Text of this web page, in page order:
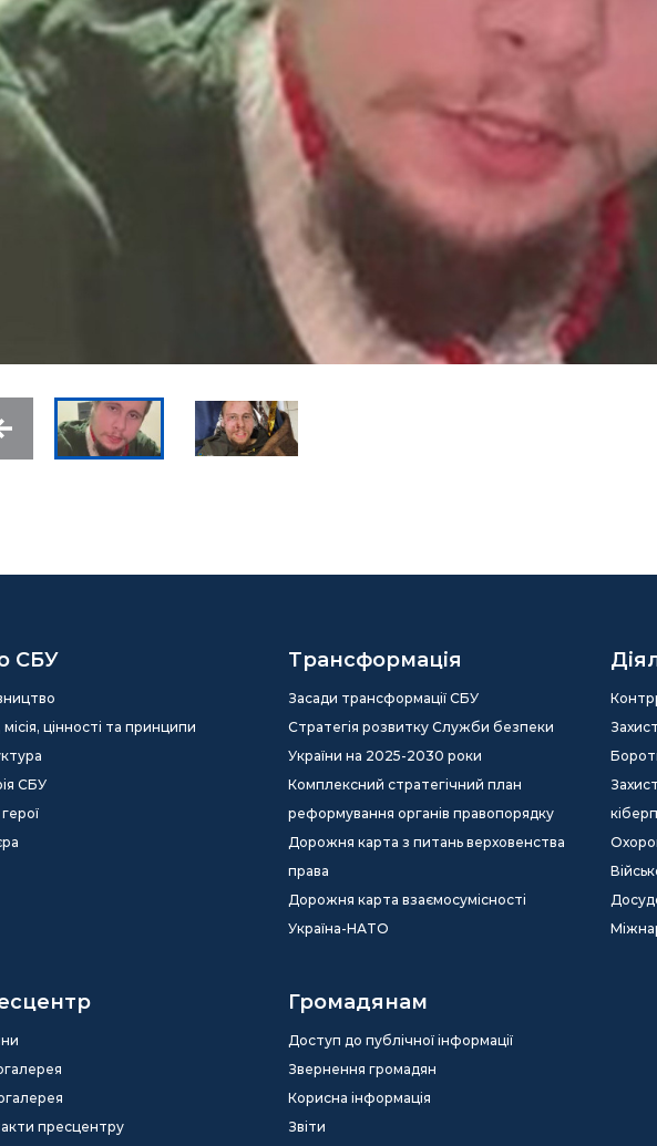
СБУ
місія, цінності та принципи
СБУ
Трансформація
Засади трансформації СБУ
Стратегія розвитку Служби безпеки
України на 2025-2030 роки
Комплексний стратегічний план
реформування органів правопорядку
Дорожня карта з питань верховенства
права
Дорожня карта взаємосумісності
Україна-НАТО
пресцентру
Громадянам
Доступ до публічної інформації
Звернення громадян
Корисна інформація
Звіти